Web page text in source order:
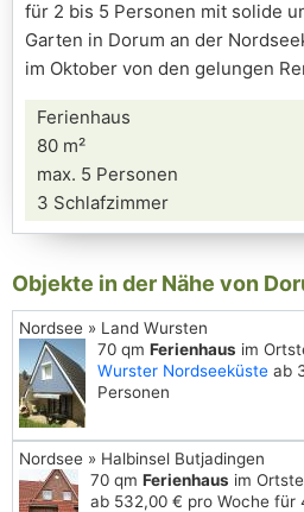
für 2 bis 5 Personen mit solide
Garten in Dorum an der
im Oktober von den gelungen
Ferienhaus
80 m²
max. 5 Personen
3 Schlafzimmer
Objekte in der Nähe von
Nordsee » Land Wursten
70 qm Ferienhaus im
Wurster Nordseeküste ab
Personen
Nordsee » Halbinsel Butjadingen
70 qm Ferienhaus im
ab 532,00 € pro Woche für